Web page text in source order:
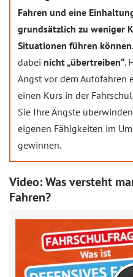
Fahren und eine
grundsätzlich zu weniger
Situationen führen können
dabei nicht „übertreiben“.
Angst vor dem Autofahren
einen Kurs in der
Sie Ihre Ängste
eigenen Fähigkeiten im
gewinnen.
Video: Was versteht
Fahren?